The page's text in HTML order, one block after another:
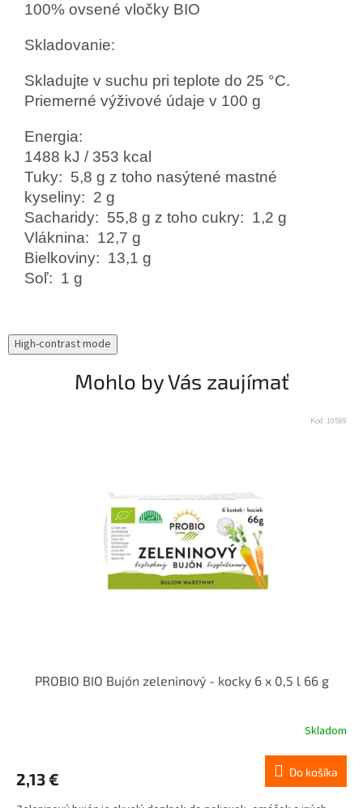
100% ovsené vločky BIO
Skladovanie:
Skladujte v suchu pri teplote do 25 °C.
Priemerné výživové údaje v 100 g
Energia:
1488 kJ / 353 kcal
Tuky: 5,8 g z toho nasýtené mastné
kyseliny: 2 g
Sacharidy: 55,8 g z toho cukry: 1,2 g
Vláknina: 12,7 g
Bielkoviny: 13,1 g
Soľ: 1 g
High-contrast mode
Mohlo by Vás zaujímať
PROBIO BIO Bujón zeleninový - kocky 6 x 0,5 l 66 g
Skladom
2,13 € Do košíka
Kód: 10599